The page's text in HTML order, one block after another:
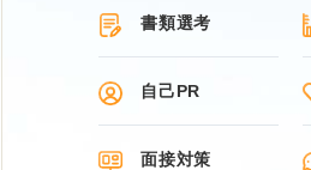
書類選考
自己PR
面接対策